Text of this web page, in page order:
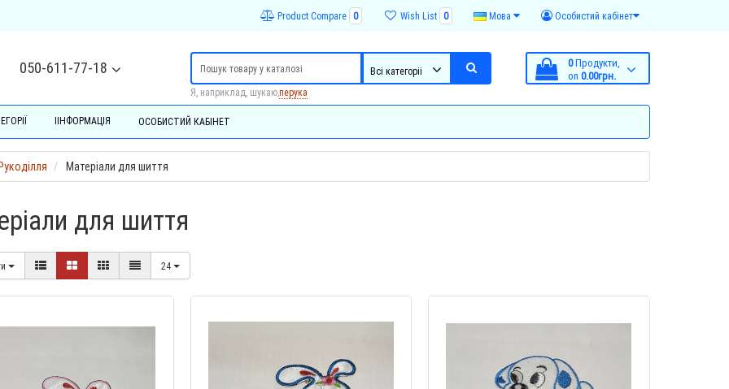
Особистий кабінет
Мова
Wish List 0
Product Compare 0
050-611-77-18 0Продукти,
on 0.00грн.
Всі категоріі
Я, наприклад, шукаю,перука
ІІНФОРМАЦІЯ ОСОБИСТИЙ КАБІНЕТ
Матеріали для шиття
для шиття
24